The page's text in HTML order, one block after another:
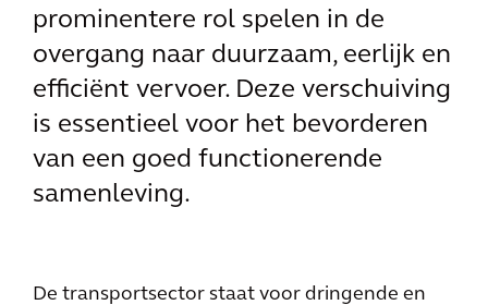
prominentere rol spelen in de
overgang naar duurzaam, eerlijk en
efficiënt vervoer. Deze verschuiving
is essentieel voor het bevorderen
van een goed functionerende
samenleving.
De transportsector staat voor dringende en